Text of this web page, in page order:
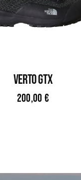
VERTO GTX
200,00 €